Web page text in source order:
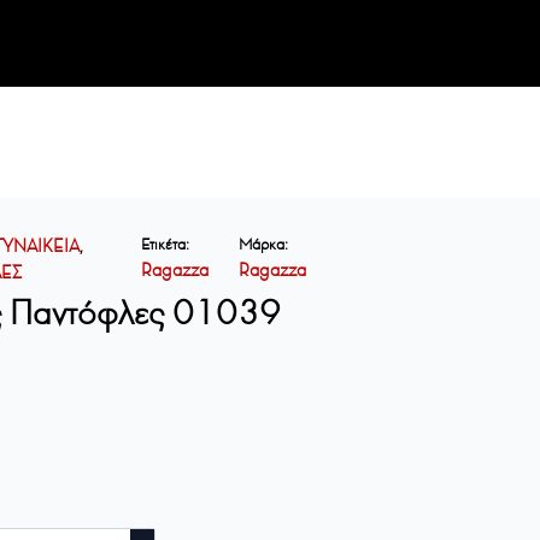
ΓΥΝΑΙΚΕΙΑ, Ετικέτα:
Ragazza
Μάρκα:
Ragazza
Παντόφλες 01039